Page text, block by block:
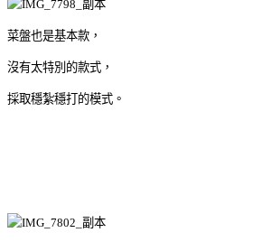
菜盤也是基本款，
沒有太特別的款式，
採取穩紮穩打的模式。